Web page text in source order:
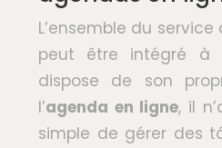
L’ensemble du
peut être intégré à
dispose de son
l’agenda en ligne, il
simple de gérer des